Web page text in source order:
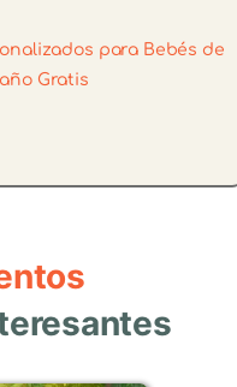
para Bebés de
año Gratis